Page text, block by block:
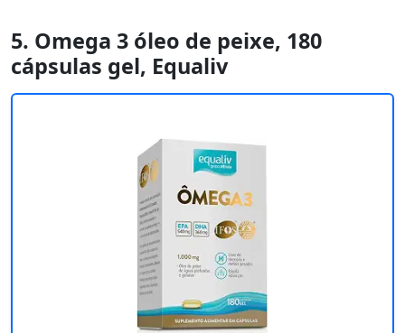
5. Omega 3 óleo de peixe, 180
cápsulas gel, Equaliv